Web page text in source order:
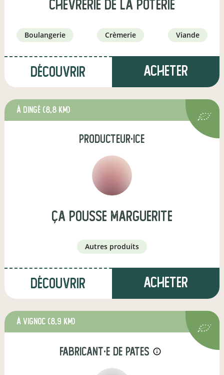
Chèvrerie de la Poterie
boulangerie crèmerie viande
Découvrir Acheter
à Dingé (8,8 km)
producteur·ice
Ça pousse marguerite
autres produits
Découvrir Acheter
à Vignoc (8,9 km)
fabricant·e de pates info_outline